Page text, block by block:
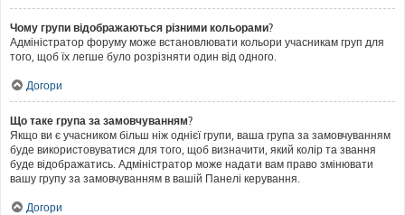
Чому групи відображаються різними кольорами?
Адміністратор форуму може встановлювати кольори учасникам груп для
того, щоб їх легше було розрізняти один від одного.
Догори
Що таке група за замовчуванням?
Якщо ви є учасником більш ніж однієї групи, ваша група за замовчуванням
буде використовуватися для того, щоб визначити, який колір та звання
буде відображатись. Адміністратор може надати вам право змінювати
вашу групу за замовчуванням в вашій Панелі керування.
Догори